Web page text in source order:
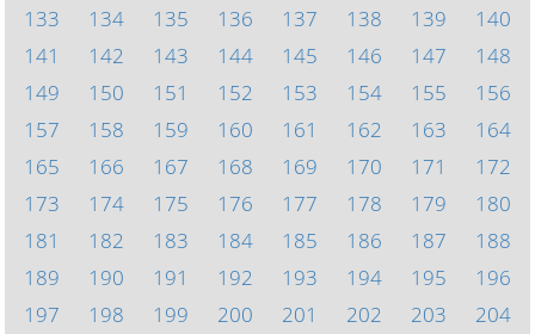
133
134 135 136 137 138 139
140
141
142 143 144 145 146 147
148
149
150 151 152 153 154 155
156
157
158 159 160 161 162 163
164
165
166 167 168 169 170 171
172
173
174 175 176 177 178 179
180
181
182 183 184 185 186 187
188
189
190 191 192 193 194 195
196
197
198 199 200 201 202 203 204